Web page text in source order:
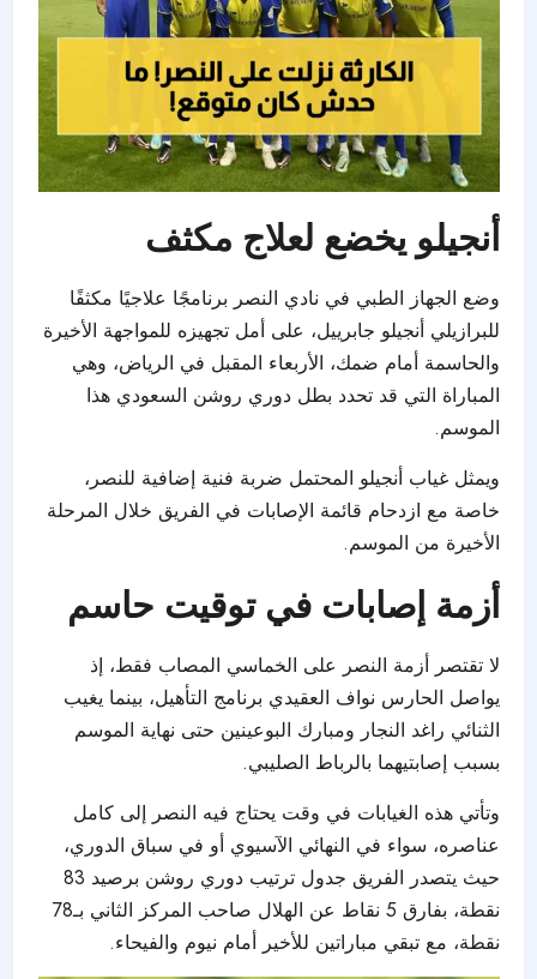
أنجيلو يخضع لعلاج مكثف
وضع الجهاز الطبي في نادي النصر برنامجًا علاجيًا مكثفًا
للبرازيلي أنجيلو جابرييل، على أمل تجهيزه للمواجهة الأخيرة
والحاسمة أمام ضمك، الأربعاء المقبل في الرياض، وهي
المباراة التي قد تحدد بطل دوري روشن السعودي هذا
الموسم.
ويمثل غياب أنجيلو المحتمل ضربة فنية إضافية للنصر،
خاصة مع ازدحام قائمة الإصابات في الفريق خلال المرحلة
الأخيرة من الموسم.
أزمة إصابات في توقيت حاسم
لا تقتصر أزمة النصر على الخماسي المصاب فقط، إذ
يواصل الحارس نواف العقيدي برنامج التأهيل، بينما يغيب
الثنائي راغد النجار ومبارك البوعينين حتى نهاية الموسم
بسبب إصابتيهما بالرباط الصليبي.
وتأتي هذه الغيابات في وقت يحتاج فيه النصر إلى كامل
عناصره، سواء في النهائي الآسيوي أو في سباق الدوري،
حيث يتصدر الفريق جدول ترتيب دوري روشن برصيد 83
نقطة، بفارق 5 نقاط عن الهلال صاحب المركز الثاني بـ78
نقطة، مع تبقي مباراتين للأخير أمام نيوم والفيحاء.